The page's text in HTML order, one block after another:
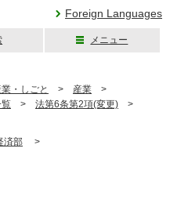
Foreign Languages
メニュー
・しごと > 産業 >
覧 > 法第6条第2項(変更) >
済部 >